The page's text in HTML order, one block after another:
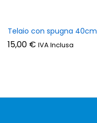
Telaio con spugna 40cm
15,00 € IVA Inclusa